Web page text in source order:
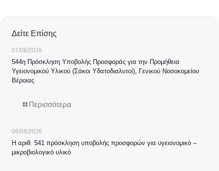
Δείτε Επίσης
07/08/2026
544η Πρόσκληση Υποβολής Προσφοράς για την Προμήθεια
Υγειονομικού Υλικού (Σάκοι Υδατοδιαλυτοί), Γενικού Νοσοκομείου
Βέροιας
Περισσότερα
06/08/2026
Η αριθ. 541 πρόσκληση υποβολής προσφορών για υγειονομικό –
μικροβιολογικό υλικό